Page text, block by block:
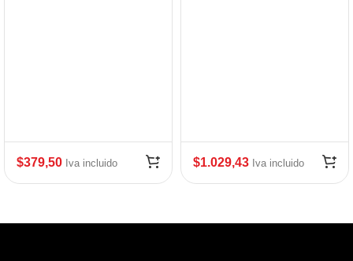
$379,50 Iva incluido $1.029,43 Iva incluido